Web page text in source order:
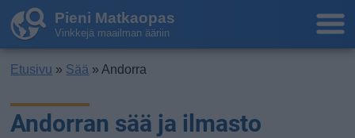
Pieni Matkaopas
Vinkkejä maailman ääriin
Etusivu » Sää » Andorra
Andorran sää ja ilmasto